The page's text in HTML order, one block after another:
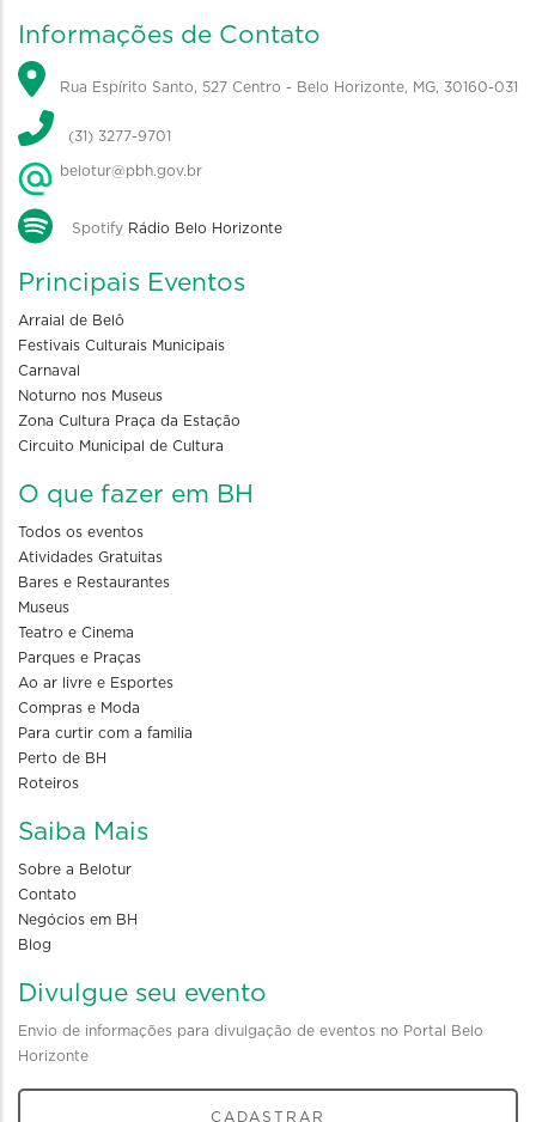
Informações de Contato
Rua Espírito Santo, 527 Centro - Belo Horizonte, MG, 30160-031
(31) 3277-9701
belotur@pbh.gov.br
Spotify Rádio Belo Horizonte
Principais Eventos
Arraial de Belô
Festivais Culturais Municipais
Carnaval
Noturno nos Museus
Zona Cultura Praça da Estação
Circuito Municipal de Cultura
O que fazer em BH
Todos os eventos
Atividades Gratuitas
Bares e Restaurantes
Museus
Teatro e Cinema
Parques e Praças
Ao ar livre e Esportes
Compras e Moda
Para curtir com a familia
Perto de BH
Roteiros
Saiba Mais
Sobre a Belotur
Contato
Negócios em BH
Blog
Divulgue seu evento
Envio de informações para divulgação de eventos no Portal Belo
Horizonte
CADASTRAR